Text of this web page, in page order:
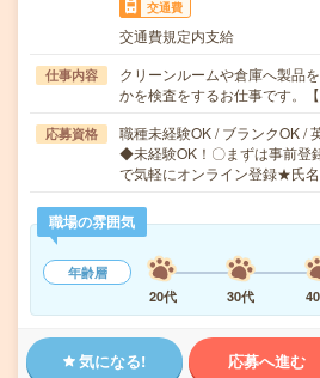
交通費
交通費規定内支給
仕事内容
クリーンルームや倉庫へ製品
かを検査をするお仕事です。
応募資格
職種未経験OK / ブランクOK /
◆未経験OK！〇まずは事前登
で気軽にオンライン登録★氏
職場の雰囲気
年齢層
20代
30代
気になる! 応募へ進む